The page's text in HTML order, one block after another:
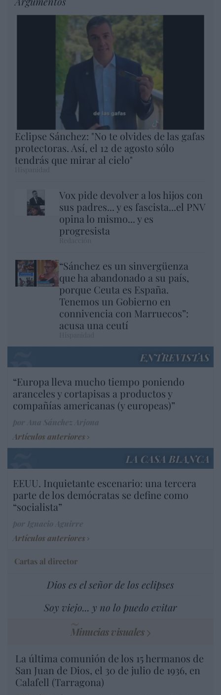
Eclipse Sánchez: "No te olvides de las gafas
protectoras. Así, el 12 de agosto sólo
tendrás que mirar al cielo"
Vox pide devolver a los hijos con
sus padres... y es fascista...el PNV
opina lo mismo... y es
progresista
“Sánchez es un sinvergüenza
que ha abandonado a su país,
porque Ceuta es España.
Tenemos un Gobierno en
connivencia con Marruecos”:
acusa una ceutí
ENTREVISTAS
“Europa lleva mucho tiempo poniendo
aranceles y cortapisas a productos y
compañías americanas (y europeas)”
Artículos anteriores
LA CASA BLANCA
EEUU. Inquietante escenario: una tercera
parte de los demócratas se define como
“socialista”
Artículos anteriores
Cartas al director
Dios es el señor de los eclipses
Soy viejo... y no lo puedo evitar
Minucias visuales
La última comunión de los 15 hermanos de
San Juan de Dios, el 30 de julio de 1936, en
Calafell (Tarragona)